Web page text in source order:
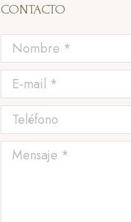
CONTACTO
Nombre *
E-mail *
Teléfono
Mensaje *